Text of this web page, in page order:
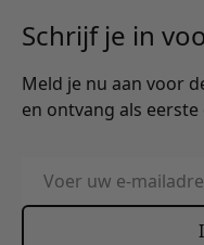
Schrijf je in
Meld je nu aan voor
en ontvang als
E-mailadres